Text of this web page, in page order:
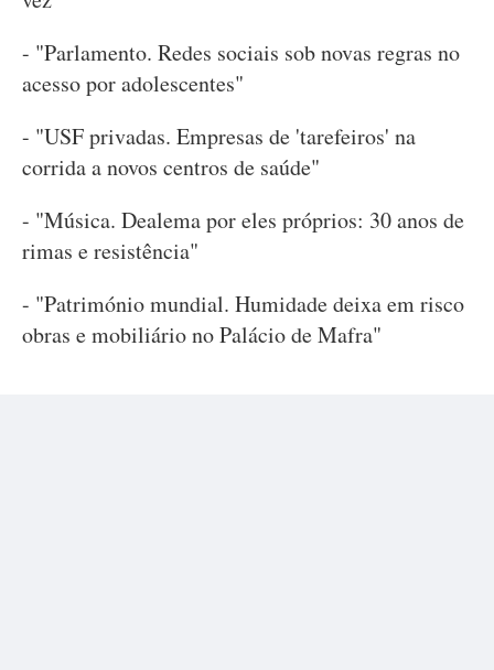
- "Parlamento. Redes sociais sob novas regras no
acesso por adolescentes"
- "USF privadas. Empresas de 'tarefeiros' na
corrida a novos centros de saúde"
- "Música. Dealema por eles próprios: 30 anos de
rimas e resistência"
- "Património mundial. Humidade deixa em risco
obras e mobiliário no Palácio de Mafra"